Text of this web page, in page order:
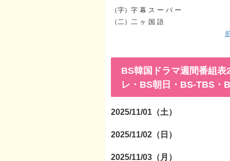
（字）字 幕 ス ー パ ー
（二）二 ヶ 国 語
BS韓国ドラマ週間番組
レ・BS朝日・BS-TBS・
2025/11/01（土）
2025/11/02（日）
2025/11/03（月）